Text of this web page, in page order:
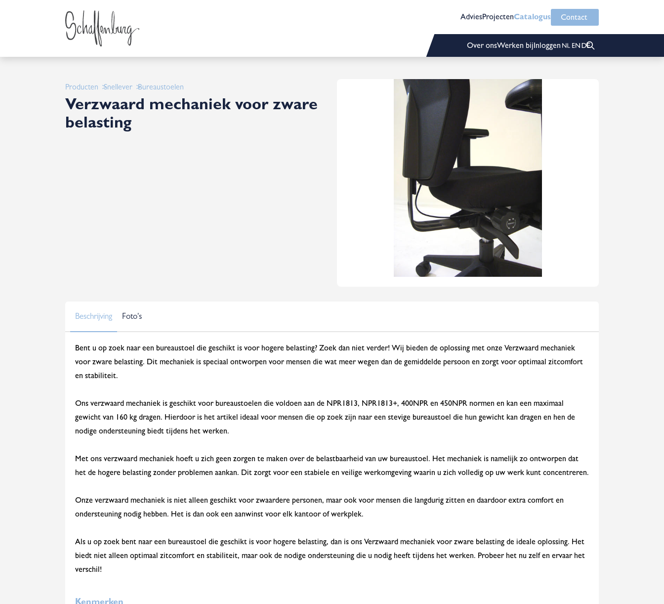
AdviesProjectenCatalogus Contact
Over onsWerken bijInloggen
Producten Snellever Bureaustoelen
Verzwaard mechaniek voor zware
belasting
Beschrijving Foto's
Bent u op zoek naar een bureaustoel die geschikt is voor hogere belasting? Zoek dan niet verder! Wij bieden de oplossing met onze Verzwaard mechaniek
voor zware belasting. Dit mechaniek is speciaal ontworpen voor mensen die wat meer wegen dan de gemiddelde persoon en zorgt voor optimaal zitcomfort
en stabiliteit.
Ons verzwaard mechaniek is geschikt voor bureaustoelen die voldoen aan de NPR1813, NPR1813+, 400NPR en 450NPR normen en kan een maximaal
gewicht van 160 kg dragen. Hierdoor is het artikel ideaal voor mensen die op zoek zijn naar een stevige bureaustoel die hun gewicht kan dragen en hen de
nodige ondersteuning biedt tijdens het werken.
Met ons verzwaard mechaniek hoeft u zich geen zorgen te maken over de belastbaarheid van uw bureaustoel. Het mechaniek is namelijk zo ontworpen dat
het de hogere belasting zonder problemen aankan. Dit zorgt voor een stabiele en veilige werkomgeving waarin u zich volledig op uw werk kunt concentreren.
Onze verzwaard mechaniek is niet alleen geschikt voor zwaardere personen, maar ook voor mensen die langdurig zitten en daardoor extra comfort en
ondersteuning nodig hebben. Het is dan ook een aanwinst voor elk kantoor of werkplek.
Als u op zoek bent naar een bureaustoel die geschikt is voor hogere belasting, dan is ons Verzwaard mechaniek voor zware belasting de ideale oplossing. Het
biedt niet alleen optimaal zitcomfort en stabiliteit, maar ook de nodige ondersteuning die u nodig heeft tijdens het werken. Probeer het nu zelf en ervaar het
verschil!